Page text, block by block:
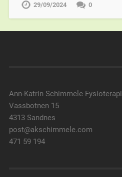
29/09/2024 0
Ann-Katrin Schimmele Fysioterapi
Vassbotnen 15
4313 Sandnes
post@akschimmele.com
471 59 194